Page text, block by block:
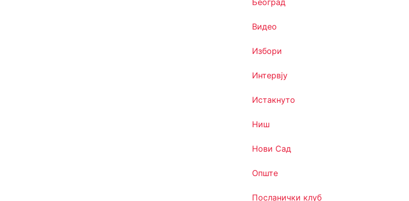
Београд
Видео
Избори
Интервју
Истакнуто
Ниш
Нови Сад
Опште
Посланички клуб